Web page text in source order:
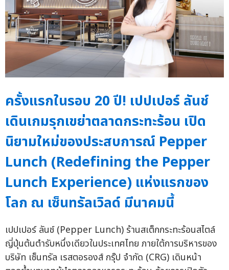
ครั้งแรกในรอบ 20 ปี! เปปเปอร์ ลันช์
เดินเกมรุกเขย่าตลาดกระทะร้อน เปิด
นิยามใหม่ของประสบการณ์ Pepper
Lunch (Redefining the Pepper
Lunch Experience) แห่งแรกของ
โลก ณ เซ็นทรัลเวิลด์ มีนาคมนี้
เปปเปอร์ ลันช์ (Pepper Lunch) ร้านสเต็กกระทะร้อนสไตล์
ญี่ปุ่นต้นตำรับหนึ่งเดียวในประเทศไทย ภายใต้การบริหารของ
บริษัท เซ็นทรัล เรสตอรองส์ กรุ๊ป จำกัด (CRG) เดินหน้า